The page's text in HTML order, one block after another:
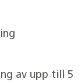
av upp till 5